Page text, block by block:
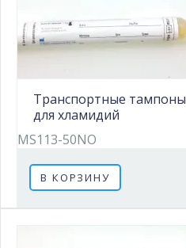
Транспортные
для хламидий
MS113-50NO
В КОРЗИНУ